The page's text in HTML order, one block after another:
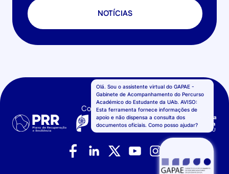
NOTÍCIAS
Confinanciado por: